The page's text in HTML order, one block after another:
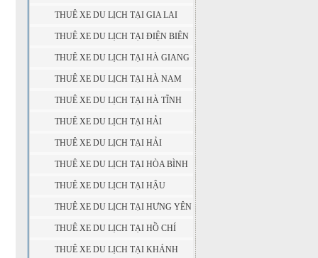
THÁP
THUÊ XE DU LỊCH TẠI GIA LAI
THUÊ XE DU LỊCH TẠI ĐIỆN BIÊN
THUÊ XE DU LỊCH TẠI HÀ GIANG
THUÊ XE DU LỊCH TẠI HÀ NAM
THUÊ XE DU LỊCH TẠI HÀ TĨNH
THUÊ XE DU LỊCH TẠI HẢI
DƯƠNG
THUÊ XE DU LỊCH TẠI HẢI
PHÒNG
THUÊ XE DU LỊCH TẠI HÒA BÌNH
THUÊ XE DU LỊCH TẠI HẬU
GIANG
THUÊ XE DU LỊCH TẠI HƯNG YÊN
THUÊ XE DU LỊCH TẠI HỒ CHÍ
MINH
THUÊ XE DU LỊCH TẠI KHÁNH